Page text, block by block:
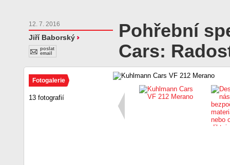
12. 7. 2016
Jiří Baborský
poslat
email
Pohřební
Cars:
Fotogalerie
13 fotografií